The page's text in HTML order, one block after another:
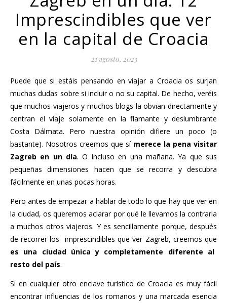
Imprescindibles que ver
en la capital de Croacia
21 agosto, 2023
Puede que si estáis pensando en viajar a Croacia os surjan
muchas dudas sobre si incluir o no su capital. De hecho, veréis
que muchos viajeros y muchos blogs la obvian directamente y
centran el viaje solamente en la flamante y deslumbrante
Costa Dálmata. Pero nuestra opinión difiere un poco (o
bastante). Nosotros creemos que sí merece la pena visitar
Zagreb en un día. O incluso en una mañana. Ya que sus
pequeñas dimensiones hacen que se recorra y descubra
fácilmente en unas pocas horas.
Pero antes de empezar a hablar de todo lo que hay que ver en
la ciudad, os queremos aclarar por qué le llevamos la contraria
a muchos otros viajeros. Y es sencillamente porque, después
de recorrer los imprescindibles que ver Zagreb, creemos que
es una ciudad única y completamente diferente al
resto del país.
Si en cualquier otro enclave turístico de Croacia es muy fácil
encontrar influencias de los romanos y una marcada esencia